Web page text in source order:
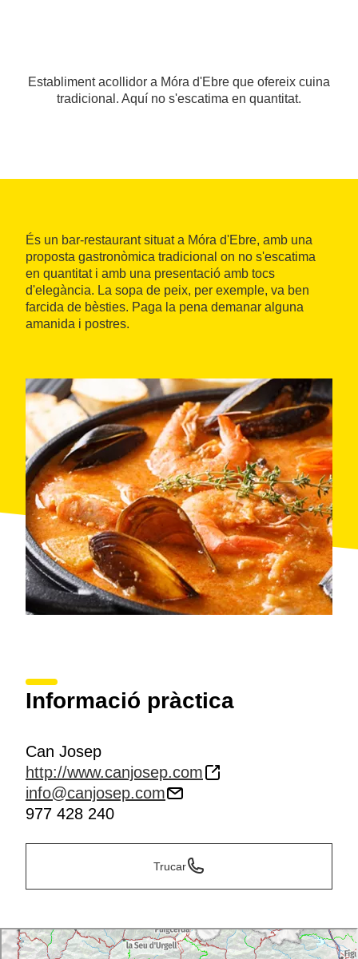
Establiment acollidor a Móra d'Ebre que ofereix cuina
tradicional. Aquí no s'escatima en quantitat.
És un bar-restaurant situat a Móra d'Ebre, amb una
proposta gastronòmica tradicional on no s'escatima
en quantitat i amb una presentació amb tocs
d'elegància. La sopa de peix, per exemple, va ben
farcida de bèsties. Paga la pena demanar alguna
amanida i postres.
Informació pràctica
Can Josep
http://www.canjosep.com
info@canjosep.com
977 428 240
Trucar